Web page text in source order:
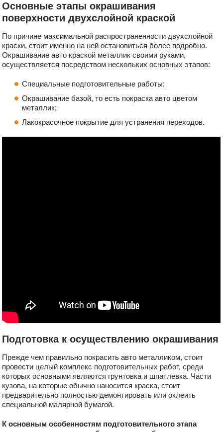
Основные этапы окрашивания
поверхности двухслойной краской
По причине максимальной распространенности двухслойной
краски, стоит именно на ней остановиться более подробно.
Окрашивание авто краской металлик своими руками,
осуществляется посредством нескольких основных этапов:
Специальные подготовительные работы;
Окрашивание базой, то есть покраска авто цветом
металлик;
Лакокрасочное покрытие для устранения переходов.
Подготовка к осуществлению окрашивания
Прежде чем правильно покрасить авто металликом, стоит
провести целый комплекс подготовительных работ, среди
которых основными являются грунтовка и шпатлевка. Части
кузова, на которые обычно наносится краска, стоит
предварительно полностью демонтировать или оклеить
специальной малярной бумагой.
К основным особенностям подготовительного этапа